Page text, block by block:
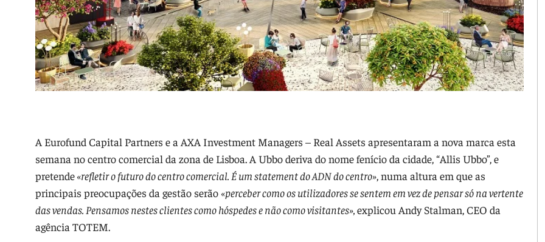
A Eurofund Capital Partners e a AXA Investment Managers – Real Assets apresentaram a nova marca esta
semana no centro comercial da zona de Lisboa. A Ubbo deriva do nome fenício da cidade, “Allis Ubbo”, e
pretende«refletir o futuro do centro comercial. É um statement do ADN do centro», numa altura em que as
principais preocupações da gestão serão «perceber como os utilizadores se sentem em vez de pensar só na vertente
das vendas. Pensamos nestes clientes como hóspedes e não como visitantes»,explicou Andy Stalman, CEO da
agência TOTEM.